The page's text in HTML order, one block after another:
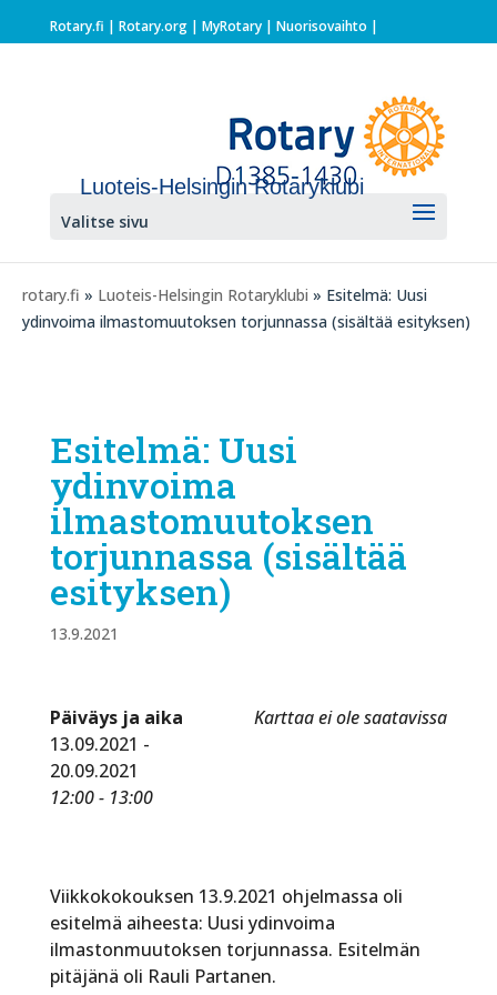
Rotary.fi | Rotary.org| MyRotary | Nuorisovaihto |
Luoteis-Helsingin Rotaryklubi
Valitse sivu
rotary.fi » Luoteis-Helsingin Rotaryklubi » Esitelmä: Uusi
ydinvoima ilmastomuutoksen torjunnassa (sisältää esityksen)
Esitelmä: Uusi
ydinvoima
ilmastomuutoksen
torjunnassa (sisältää
esityksen)
13.9.2021
Karttaa ei ole saatavissa
Päiväys ja aika
13.09.2021 -
20.09.2021
12:00 - 13:00
Viikkokokouksen 13.9.2021 ohjelmassa oli
esitelmä aiheesta: Uusi ydinvoima
ilmastonmuutoksen torjunnassa. Esitelmän
pitäjänä oli Rauli Partanen.